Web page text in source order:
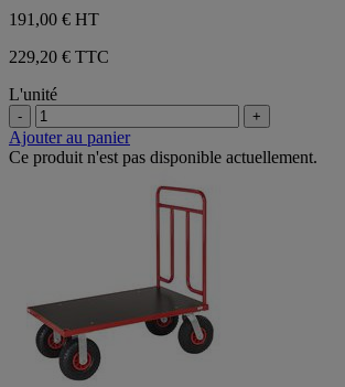
191,00 € HT
229,20 € TTC
L'unité
- +
Ajouter au panier
Ce produit n'est pas disponible actuellement.